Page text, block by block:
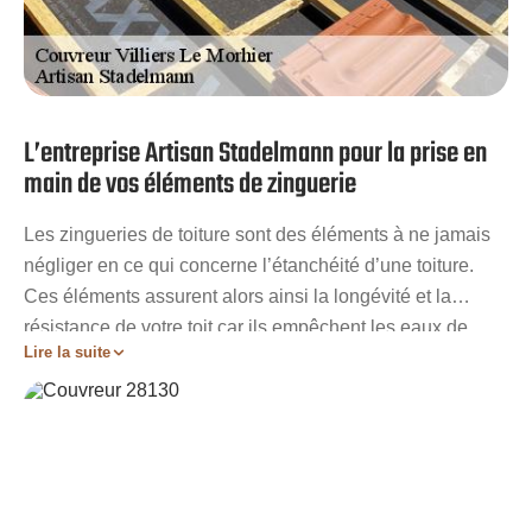
L’entreprise Artisan Stadelmann pour la prise en
main de vos éléments de zinguerie
Les zingueries de toiture sont des éléments à ne jamais
négliger en ce qui concerne l’étanchéité d’une toiture.
Ces éléments assurent alors ainsi la longévité et la
résistance de votre toit car ils empêchent les eaux de
s’infiltrer dans les combles de votre couverture. En cas de
défauts, il ne faut jamais attendre pour réparer ou rénover
Lire la suite